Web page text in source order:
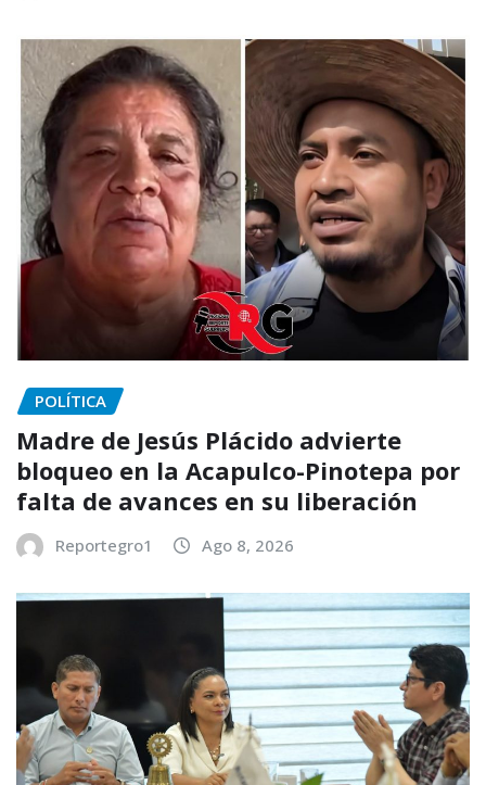
POLÍTICA
Madre de Jesús Plácido advierte
bloqueo en la Acapulco-Pinotepa por
falta de avances en su liberación
Reportegro1 Ago 8, 2026